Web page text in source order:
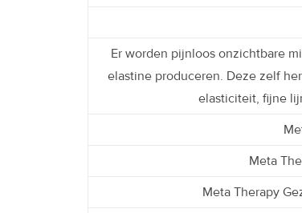
Er worden pijnloos onzichtbare
elastine produceren. Deze zelf
elasticiteit, fijne
Meta
Meta Therapy